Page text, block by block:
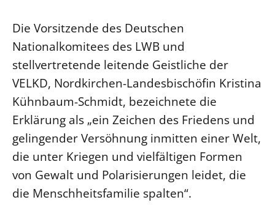
Die Vorsitzende des Deutschen
Nationalkomitees des LWB und
stellvertretende leitende Geistliche der
VELKD, Nordkirchen-Landesbischöfin Kristina
Kühnbaum-Schmidt, bezeichnete die
Erklärung als „ein Zeichen des Friedens und
gelingender Versöhnung inmitten einer Welt,
die unter Kriegen und vielfältigen Formen
von Gewalt und Polarisierungen leidet, die
die Menschheitsfamilie spalten“.
Kunstreferat
NKVK
Öffentlichkeitsarbeit
Personalausschuss
Projektmanagement
Recht
Terminstundenplaner